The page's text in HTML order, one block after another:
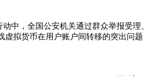
中，全国公安机关通过群众举报受
虚拟货币在用户账户间转移的突出问题